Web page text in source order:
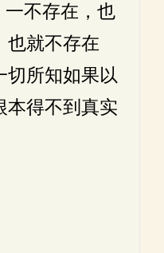
一不存在，也
也就不存在
切所知如果以
本得不到真实